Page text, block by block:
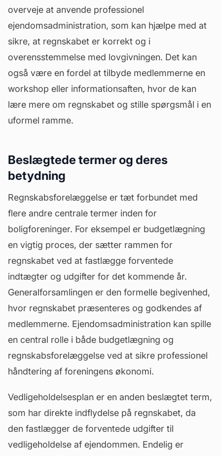
overveje at anvende professionel
ejendomsadministration, som kan hjælpe med at
sikre, at regnskabet er korrekt og i
overensstemmelse med lovgivningen. Det kan
også være en fordel at tilbyde medlemmerne en
workshop eller informationsaften, hvor de kan
lære mere om regnskabet og stille spørgsmål i en
uformel ramme.
Beslægtede termer og deres
betydning
Regnskabsforelæggelse er tæt forbundet med
flere andre centrale termer inden for
boligforeninger. For eksempel er budgetlægning
en vigtig proces, der sætter rammen for
regnskabet ved at fastlægge forventede
indtægter og udgifter for det kommende år.
Generalforsamlingen er den formelle begivenhed,
hvor regnskabet præsenteres og godkendes af
medlemmerne. Ejendomsadministration kan spille
en central rolle i både budgetlægning og
regnskabsforelæggelse ved at sikre professionel
håndtering af foreningens økonomi.
Vedligeholdelsesplan er en anden beslægtet term,
som har direkte indflydelse på regnskabet, da
den fastlægger de forventede udgifter til
vedligeholdelse af ejendommen. Endelig er